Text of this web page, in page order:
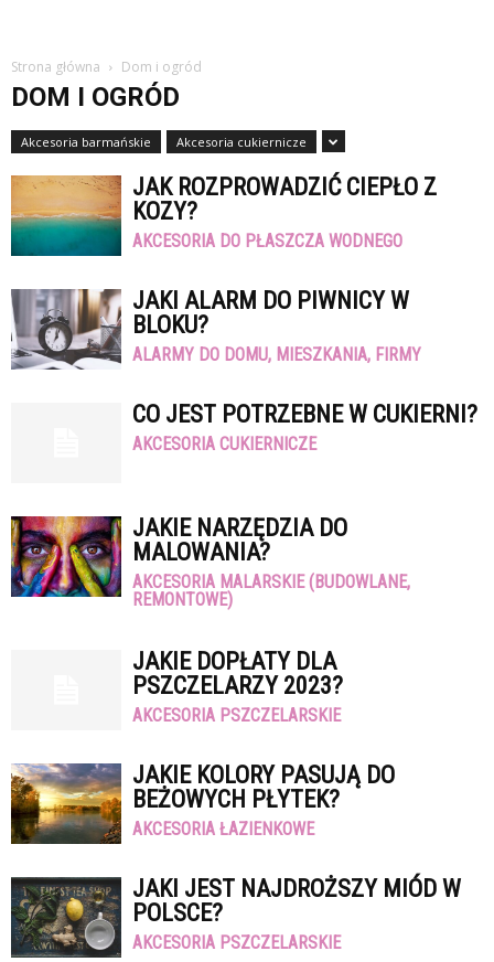
Strona główna Dom i ogród
DOM I OGRÓD
Akcesoria barmańskie Akcesoria cukiernicze
JAK ROZPROWADZIĆ CIEPŁO Z
KOZY?
AKCESORIA DO PŁASZCZA WODNEGO
JAKI ALARM DO PIWNICY W
BLOKU?
ALARMY DO DOMU, MIESZKANIA, FIRMY
CO JEST POTRZEBNE W CUKIERNI?
AKCESORIA CUKIERNICZE
JAKIE NARZĘDZIA DO
MALOWANIA?
AKCESORIA MALARSKIE (BUDOWLANE,
REMONTOWE)
JAKIE DOPŁATY DLA
PSZCZELARZY 2023?
AKCESORIA PSZCZELARSKIE
JAKIE KOLORY PASUJĄ DO
BEŻOWYCH PŁYTEK?
AKCESORIA ŁAZIENKOWE
JAKI JEST NAJDROŻSZY MIÓD W
POLSCE?
AKCESORIA PSZCZELARSKIE